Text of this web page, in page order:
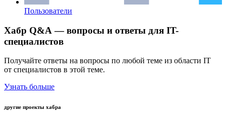
Пользователи
Хабр Q&A — вопросы и ответы для IT-
специалистов
Получайте ответы на вопросы по любой теме из области IT
от специалистов в этой теме.
Узнать больше
другие проекты хабра